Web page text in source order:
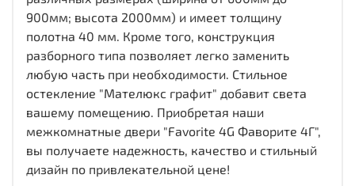
900мм; высота 2000мм) и имеет толщину
полотна 40 мм. Кроме того, конструкция
разборного типа позволяет легко заменить
любую часть при необходимости. Стильное
остекление "Мателюкс графит" добавит света
вашему помещению. Приобретая наши
межкомнатные двери "Favorite 4G Фаворите 4Г",
вы получаете надежность, качество и стильный
дизайн по привлекательной цене!